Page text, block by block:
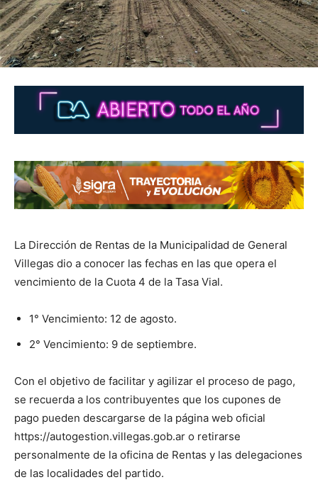
La Dirección de Rentas de la Municipalidad de General
Villegas dio a conocer las fechas en las que opera el
vencimiento de la Cuota 4 de la Tasa Vial.
1° Vencimiento: 12 de agosto.
2° Vencimiento: 9 de septiembre.
Con el objetivo de facilitar y agilizar el proceso de pago,
se recuerda a los contribuyentes que los cupones de
pago pueden descargarse de la página web oficial
https://autogestion.villegas.gob.ar o retirarse
personalmente de la oficina de Rentas y las delegaciones
de las localidades del partido.